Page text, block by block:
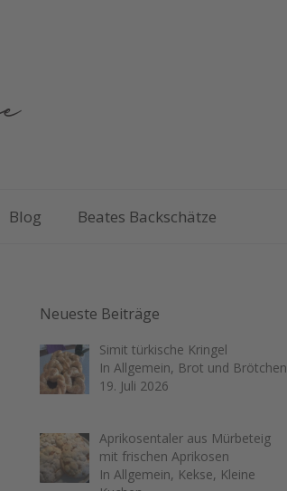
Blog Beates Backschätze
Neueste Beiträge
Simit türkische Kringel
In Allgemein, Brot und Brötchen
19. Juli 2026
Aprikosentaler aus Mürbeteig
mit frischen Aprikosen
In Allgemein, Kekse, Kleine